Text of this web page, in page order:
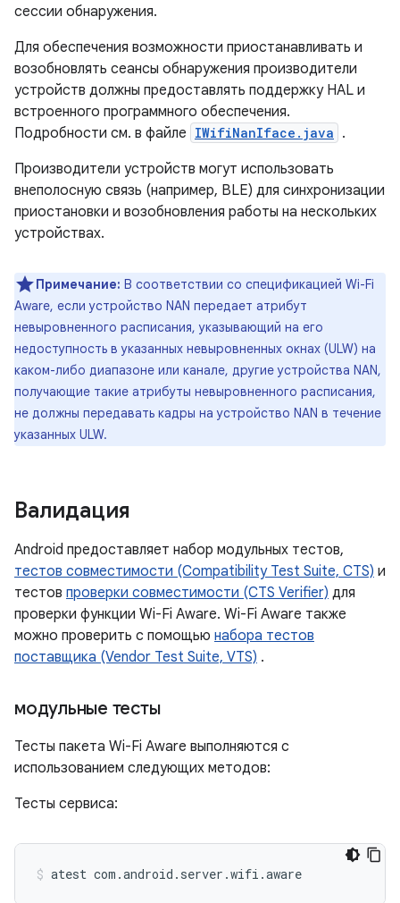
сессии обнаружения.
Для обеспечения возможности приостанавливать и
возобновлять сеансы обнаружения производители
устройств должны предоставлять поддержку HAL и
встроенного программного обеспечения.
Подробности см. в файле IWifiNanIface.java .
Производители устройств могут использовать
внеполосную связь (например, BLE) для синхронизации
приостановки и возобновления работы на нескольких
устройствах.
Примечание: В соответствии со спецификацией Wi-Fi
Aware, если устройство NAN передает атрибут
невыровненного расписания, указывающий на его
недоступность в указанных невыровненных окнах (ULW) на
каком-либо диапазоне или канале, другие устройства NAN,
получающие такие атрибуты невыровненного расписания,
не должны передавать кадры на устройство NAN в течение
указанных ULW.
Валидация
Android предоставляет набор модульных тестов,
тестов совместимости (Compatibility Test Suite, CTS) и
тестов проверки совместимости (CTS Verifier) ​​для
проверки функции Wi-Fi Aware. Wi-Fi Aware также
можно проверить с помощью набора тестов
поставщика (Vendor Test Suite, VTS) .
модульные тесты
Тесты пакета Wi-Fi Aware выполняются с
использованием следующих методов:
Тесты сервиса:
atest com.android.server.wifi.aware